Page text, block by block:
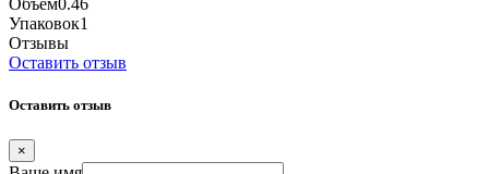
Объём0.46
Упаковок1
Отзывы
Оставить отзыв
Оставить отзыв
×